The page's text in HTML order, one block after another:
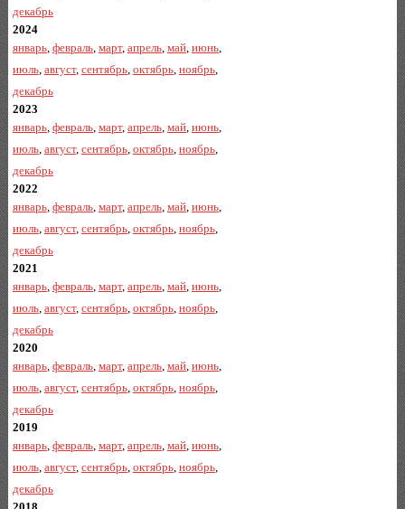
декабрь
2024
январь, февраль, март, апрель, май, июнь,
июль, август, сентябрь, октябрь, ноябрь,
декабрь
2023
январь, февраль, март, апрель, май, июнь,
июль, август, сентябрь, октябрь, ноябрь,
декабрь
2022
январь, февраль, март, апрель, май, июнь,
июль, август, сентябрь, октябрь, ноябрь,
декабрь
2021
январь, февраль, март, апрель, май, июнь,
июль, август, сентябрь, октябрь, ноябрь,
декабрь
2020
январь, февраль, март, апрель, май, июнь,
июль, август, сентябрь, октябрь, ноябрь,
декабрь
2019
январь, февраль, март, апрель, май, июнь,
июль, август, сентябрь, октябрь, ноябрь,
декабрь